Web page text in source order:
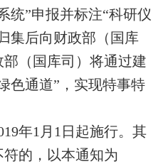
统”申报并标注“科研仪
集后向财政部（国库
（国库司）将通过建
色通道”，实现特事特
年1 月 1 日起施行。其
的，以本通知为